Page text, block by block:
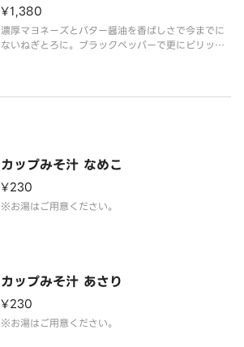
¥1,380
濃厚マヨネーズとバター醤油を香ばしさで今までに
ないねぎとろに。ブラックペッパーで更にピリッ
カップみそ汁 なめこ
¥230
※お湯はご用意ください。
カップみそ汁 あさり
¥230
※お湯はご用意ください。